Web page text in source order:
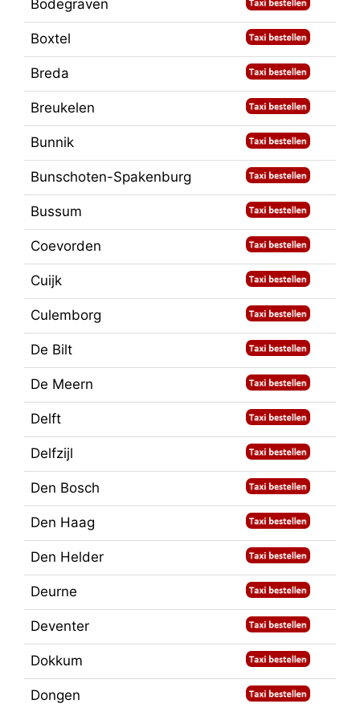
Bodegraven
Boxtel
Breda
Breukelen
Bunnik
Bunschoten-Spakenburg
Bussum
Coevorden
Cuijk
Culemborg
De Bilt
De Meern
Delft
Delfzijl
Den Bosch
Den Haag
Den Helder
Deurne
Deventer
Dokkum
Dongen